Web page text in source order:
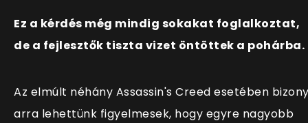
Ez a kérdés még mindig sokakat foglalkoztat,
de a fejlesztők tiszta vizet öntöttek a pohárba.
Az elmúlt néhány Assassin's Creed esetében
arra lehettünk figyelmesek, hogy egyre nagyobb